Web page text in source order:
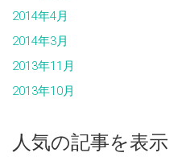
2014年4月
2014年3月
2013年11月
2013年10月
人気の記事を表示